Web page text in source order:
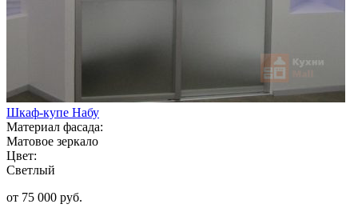
Шкаф-купе Набу
Материал фасада:
Матовое зеркало
Цвет:
Светлый
от 75 000 руб.